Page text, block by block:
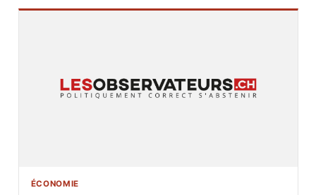
ÉCONOMIE